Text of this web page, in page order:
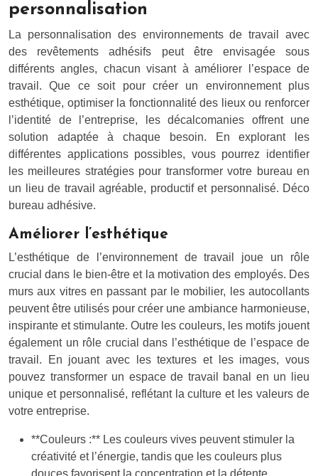
personnalisation
La personnalisation des environnements de travail avec
des revêtements adhésifs peut être envisagée sous
différents angles, chacun visant à améliorer l’espace de
travail. Que ce soit pour créer un environnement plus
esthétique, optimiser la fonctionnalité des lieux ou renforcer
l’identité de l’entreprise, les décalcomanies offrent une
solution adaptée à chaque besoin. En explorant les
différentes applications possibles, vous pourrez identifier
les meilleures stratégies pour transformer votre bureau en
un lieu de travail agréable, productif et personnalisé. Déco
bureau adhésive.
Améliorer l’esthétique
L’esthétique de l’environnement de travail joue un rôle
crucial dans le bien-être et la motivation des employés. Des
murs aux vitres en passant par le mobilier, les autocollants
peuvent être utilisés pour créer une ambiance harmonieuse,
inspirante et stimulante. Outre les couleurs, les motifs jouent
également un rôle crucial dans l’esthétique de l’espace de
travail. En jouant avec les textures et les images, vous
pouvez transformer un espace de travail banal en un lieu
unique et personnalisé, reflétant la culture et les valeurs de
votre entreprise.
**Couleurs :** Les couleurs vives peuvent stimuler la
créativité et l’énergie, tandis que les couleurs plus
douces favorisent la concentration et la détente.